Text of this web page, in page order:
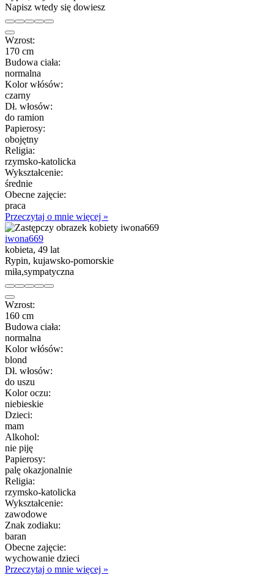
Napisz wtedy się dowiesz
Wzrost:
170 cm
Budowa ciała:
normalna
Kolor włósów:
czarny
Dł. włosów:
do ramion
Papierosy:
obojętny
Religia:
rzymsko-katolicka
Wykształcenie:
średnie
Obecne zajęcie:
praca
Przeczytaj o mnie więcej »
iwona669
kobieta, 49 lat
Rypin, kujawsko-pomorskie
miła,sympatyczna
Wzrost:
160 cm
Budowa ciała:
normalna
Kolor włósów:
blond
Dł. włosów:
do uszu
Kolor oczu:
niebieskie
Dzieci:
mam
Alkohol:
nie piję
Papierosy:
palę okazjonalnie
Religia:
rzymsko-katolicka
Wykształcenie:
zawodowe
Znak zodiaku:
baran
Obecne zajęcie:
wychowanie dzieci
Przeczytaj o mnie więcej »